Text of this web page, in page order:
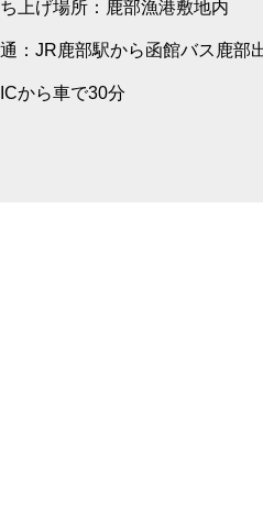
上げ場所：鹿部漁港敷地内
：JR鹿部駅から函館バス鹿部
から車で30分